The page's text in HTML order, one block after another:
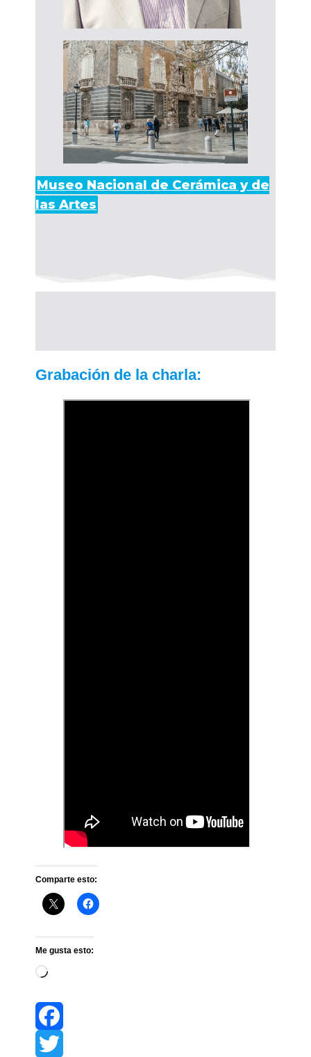
Museo Nacional de Cerámica y de
las Artes
Grabación de la charla:
Comparte esto:
Me gusta esto:
Cargando...
Facebook